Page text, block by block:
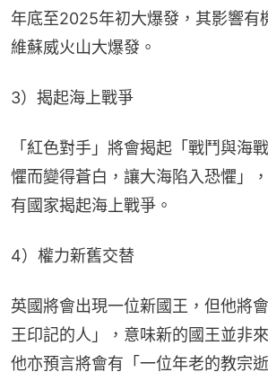
年底至2025年初大爆發，其影響有
維蘇威火山大爆發。
3）揭起海上戰爭
「紅色對手」將會揭起「戰鬥與海
懼而變得蒼白，讓大海陷入恐懼」
有國家揭起海上戰爭。
4）權力新舊交替
英國將會出現一位新國王，但他將
王印記的人」，意味新的國王並非
他亦預言將會有「一位年老的教宗